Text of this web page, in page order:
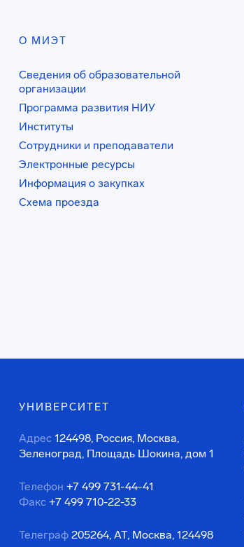
О МИЭТ
Сведения об образовательной
организации
Программа развития НИУ
Институты
Сотрудники и преподаватели
Электронные ресурсы
Информация о закупках
Схема проезда
УНИВЕРСИТЕТ
Адрес 124498, Россия, Москва,
Зеленоград, Площадь Шокина, дом 1
Телефон +7 499 731-44-41
Факс +7 499 710-22-33
Телеграф 205264, АТ, Москва, 124498